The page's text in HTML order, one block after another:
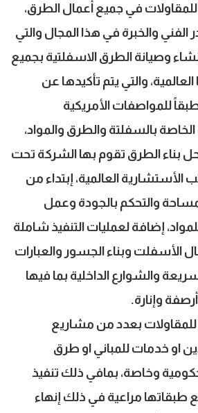
في جميع أعمال الطرق،
الفني والخبرة في هذا المجال والتي
وصيانة الطرق الاسفلتية بجميع
والتي يتم تأكيدها عن
للمواصفات الأمريكية
الخاصة بالسفلتة والطرق والمواد،
بناء الطرق تقوم بها الشركة تحت
العالمية، إبتداء من
والتحكم بالجودة وعمل
إضافة لعمليات التنفيذ شاملة
الأسفلت وبناء الجسور والعبارات
والشوارع الداخلية بما فيها
وإنارة.
بعدد من مشاريع
او خدمات للمباني او طرق
وخاصة، بمافي ذلك تنفيذ
طبقاتها مراعية في ذلك إنهاء